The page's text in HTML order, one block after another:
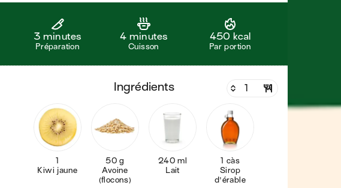
3 minutes
Préparation
4 minutes
Cuisson
450 kcal
Par portion
ingrédients
1
Kiwi jaune
50 g
Avoine
(flocons)
240 ml
Lait
1 càs
Sirop
d'érable